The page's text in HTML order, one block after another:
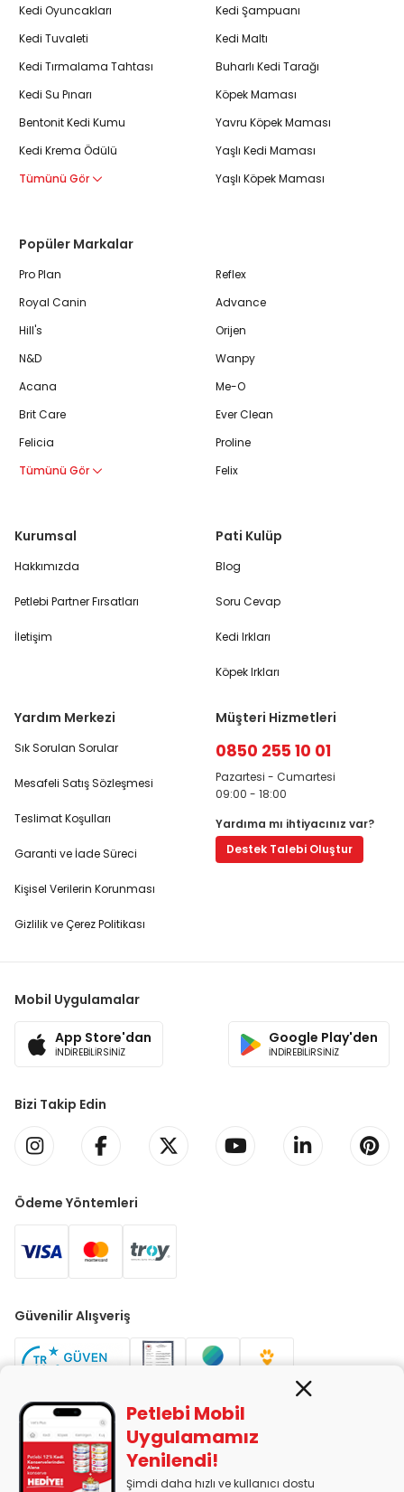
Kedi Oyuncakları
Kedi Tuvaleti
Kedi Tırmalama Tahtası
Kedi Su Pınarı
Bentonit Kedi Kumu
Kedi Krema Ödülü
Tümünü Gör
Kedi Şampuanı
Kedi Maltı
Buharlı Kedi Tarağı
Köpek Maması
Yavru Köpek Maması
Yaşlı Kedi Maması
Yaşlı Köpek Maması
Popüler Markalar
Pro Plan
Royal Canin
Hill's
N&D
Acana
Brit Care
Felicia
Tümünü Gör
Reflex
Advance
Orijen
Wanpy
Me-O
Ever Clean
Proline
Felix
Kurumsal
Hakkımızda
Petlebi Partner Fırsatları
İletişim
Pati Kulüp
Blog
Soru Cevap
Kedi Irkları
Köpek Irkları
Yardım Merkezi
Sık Sorulan Sorular
Mesafeli Satış Sözleşmesi
Teslimat Koşulları
Garanti ve İade Süreci
Kişisel Verilerin Korunması
Gizlilik ve Çerez Politikası
Müşteri Hizmetleri
0850 255 10 01
Pazartesi - Cumartesi
09:00 - 18:00
Yardıma mı ihtiyacınız var?
Destek Talebi Oluştur
Mobil Uygulamalar
App Store'dan
İNDİREBİLİRSİNİZ
Google Play'den
İNDİREBİLİRSİNİZ
Bizi Takip Edin
Ödeme Yöntemleri
Güvenilir Alışveriş
PETLEBİ EVCİL HAYVAN ÜRÜNLERİ PAZ. SAN. TİC. LTD. ŞTİ. Alaşarköy
Mah. 1. Alaşar Cad. No: 9 Osmangazi/Bursa
Petlebi Mobil
Uygulamamız
Yenilendi!
Şimdi daha hızlı ve kullanıcı dostu